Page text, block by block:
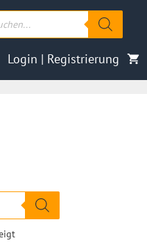
Login | Registrierung
Nach